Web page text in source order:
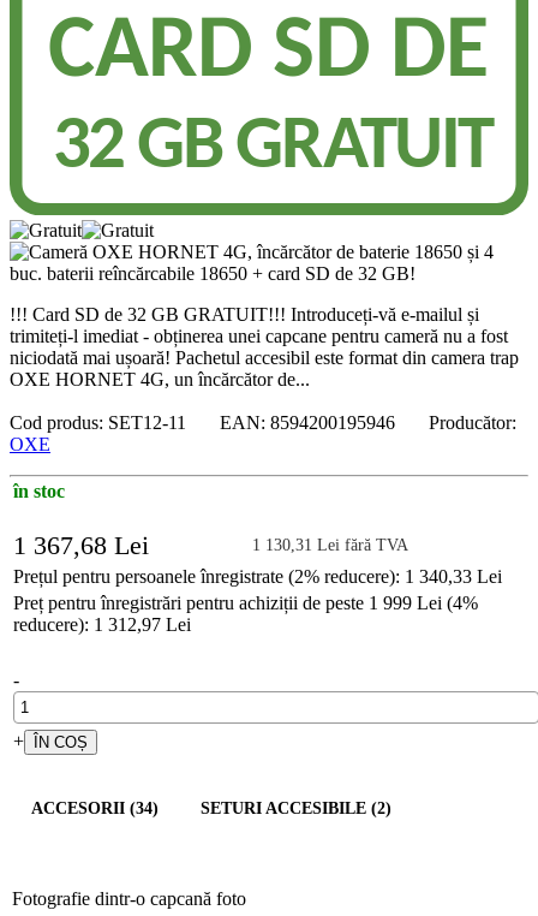
!!! Card SD de 32 GB GRATUIT!!! Introduceți-vă e-mailul și
trimiteți-l imediat - obținerea unei capcane pentru cameră nu a fost
niciodată mai ușoară! Pachetul accesibil este format din camera trap
OXE HORNET 4G, un încărcător de...
Cod produs: SET12-11 EAN: 8594200195946 Producător:
OXE
în stoc
1 367,68 Lei 1 130,31 Lei fără TVA
Prețul pentru persoanele înregistrate (2% reducere): 1 340,33 Lei
Preț pentru înregistrări pentru achiziții de peste 1 999 Lei (4%
reducere): 1 312,97 Lei
-
+
ACCESORII (34) SETURI ACCESIBILE (2)
Fotografie dintr-o capcană foto